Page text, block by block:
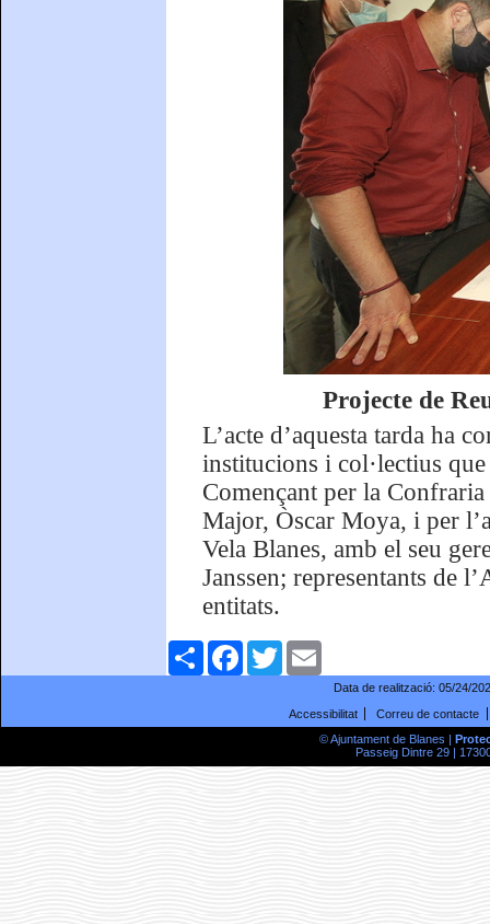
Projecte de
L’acte d’aquesta tarda ha
institucions i col·lectius
Començant per la Confraria
Major, Òscar Moya, i per
Vela Blanes, amb el seu
Janssen; representants de
entitats.
ComparteixFacebookTwitter
Data de realització: 05/24/
Accessibilitat
Correu de contacte
© Ajuntament de Blanes |
Passeig Dintre 29 |